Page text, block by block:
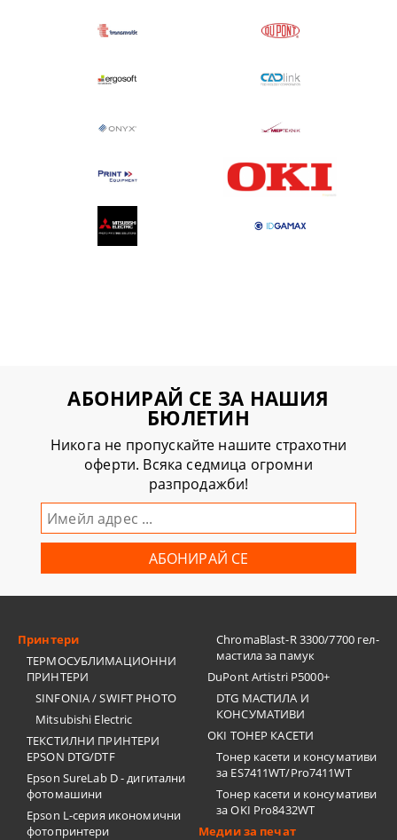
АБОНИРАЙ СЕ ЗА НАШИЯ
БЮЛЕТИН
Никога не пропускайте нашите страхотни
оферти. Всяка седмица огромни
разпродажби!
Принтери
ТЕРМОСУБЛИМАЦИОННИ
ПРИНТЕРИ
SINFONIA / SWIFT PHOTO
Mitsubishi Electric
ТЕКСТИЛНИ ПРИНТЕРИ
EPSON DTG/DTF
Epson SureLab D - дигитални
фотомашини
Epson L-серия икономични
фотопринтери
ChromaBlast-R 3300/7700 гел-
мастила за памук
DuPont Artistri P5000+
DTG МАСТИЛА И
КОНСУМАТИВИ
OKI ТОНЕР КАСЕТИ
Тонер касети и консумативи
за ES7411WT/Pro7411WT
Тонер касети и консумативи
за OKI Pro8432WT
Медии за печат